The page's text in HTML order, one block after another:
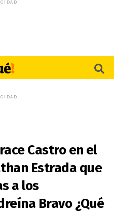
Castro en el
Estrada que
a los
Bravo ¿Qué